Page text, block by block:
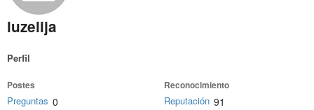
luzelija
Perfil
Postes
Preguntas 0
Reconocimiento
Reputación 91